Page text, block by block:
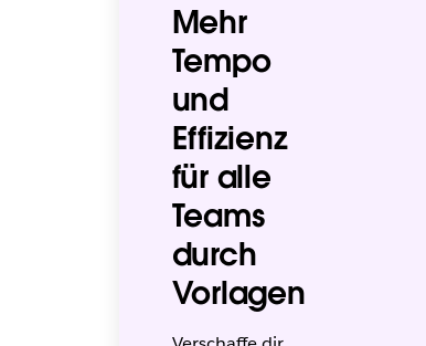
Mehr
Tempo
und
Effizienz
für alle
Teams
durch
Vorlagen